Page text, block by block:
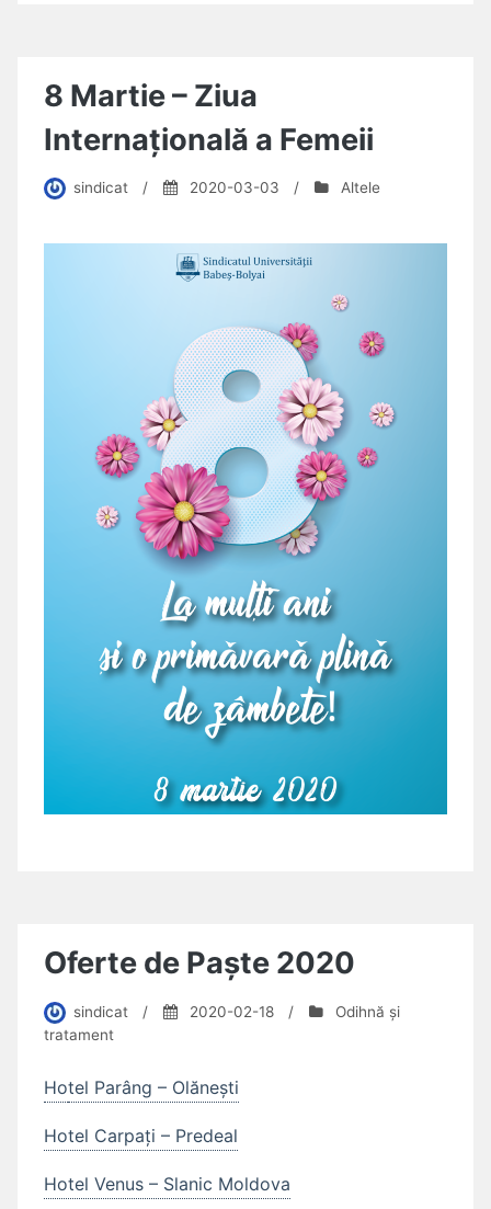
8 Martie – Ziua
Internațională a Femeii
sindicat / 2020-03-03 / Altele
Oferte de Paște 2020
sindicat / 2020-02-18 /
Odihnă și
tratament
Hotel Parâng – Olănești
Hotel Carpați – Predeal
Hotel Venus – Slanic Moldova